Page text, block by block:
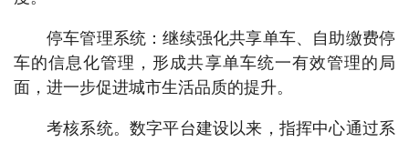
停车管理系统：继续强化共享单车、自助缴费停
车的信息化管理，形成共享单车统一有效管理的局
面，进一步促进城市生活品质的提升。
考核系统。数字平台建设以来，指挥中心通过系